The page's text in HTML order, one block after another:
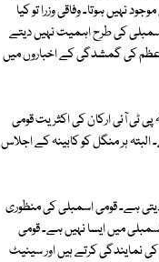
نہیں ہوتا۔ وفاقی وزرا تو کیا
اسمبلی کی طرح اہمیت نہیں دیتے
اعظم کی گمشدگی کے اخباروں میں
ٹی آئی ارکان کی اکثریت قومی
ہر منگل کو کابینہ کے اجلاس
ہے۔ قومی اسمبلی کی منظوری
میں ایسا نہیں ہے۔ قومی
نمایندگی کرتے ہیں اور سینیٹ